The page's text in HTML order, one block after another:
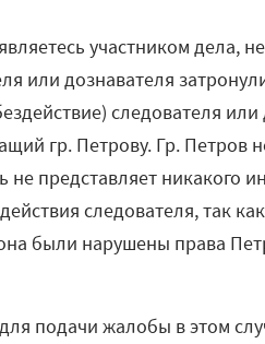
участником дела,
или дознавателя
следователя
гр. Петрову. Гр. Петров
представляет никакого
следователя, так
были нарушены права
подачи жалобы в этом